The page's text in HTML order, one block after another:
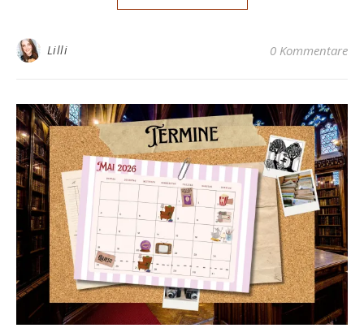
Lilli 0 Kommentare